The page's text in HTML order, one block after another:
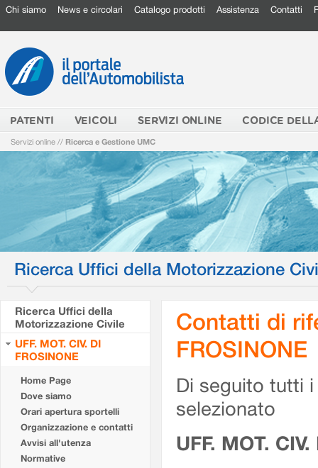
Chi siamo News e circolari Catalogo prodotti Assistenza Contatti
PATENTI VEICOLI SERVIZI ONLINE CODICE
Servizi online // Ricerca e Gestione UMC
Ricerca Uffici della Motorizzazione
Ricerca Uffici della
Motorizzazione Civile
UFF. MOT. CIV. DI
FROSINONE
Home Page
Dove siamo
Orari apertura sportelli
Organizzazione e contatti
Avvisi all'utenza
Normative
Contatti di
FROSINONE
Di seguito tutti
selezionato
UFF. MOT.